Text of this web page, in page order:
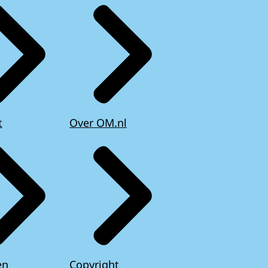
Over OM.nl
Copyright